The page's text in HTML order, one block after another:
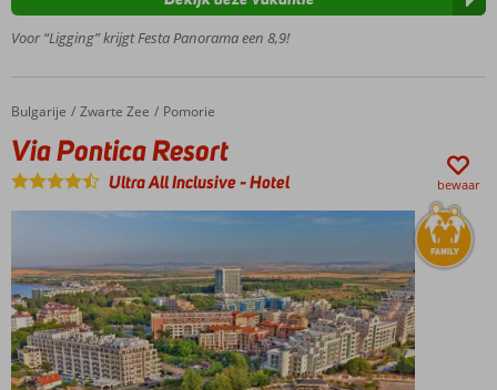
zee
Oude
stad
Nessebar
Gevarieerd
animatieprogramma
Voor “Ligging” krijgt Festa Panorama een 8,9!
Home
Bulgarije Zwarte Zee Pomorie
Via Pontica Resort
Via Pontica Resort
Ultra All Inclusive-Hotel bewaar